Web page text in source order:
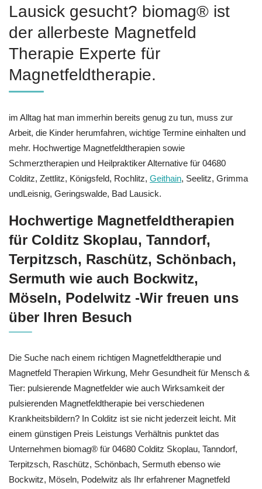
Lausick gesucht? biomag® ist
der allerbeste Magnetfeld
Therapie Experte für
Magnetfeldtherapie.
im Alltag hat man immerhin bereits genug zu tun, muss zur
Arbeit, die Kinder herumfahren, wichtige Termine einhalten und
mehr. Hochwertige Magnetfeldtherapien sowie
Schmerztherapien und Heilpraktiker Alternative für 04680
Colditz, Zettlitz, Königsfeld, Rochlitz, Geithain, Seelitz, Grimma
undLeisnig, Geringswalde, Bad Lausick.
Hochwertige Magnetfeldtherapien
für Colditz Skoplau, Tanndorf,
Terpitzsch, Raschütz, Schönbach,
Sermuth wie auch Bockwitz,
Möseln, Podelwitz -Wir freuen uns
über Ihren Besuch
Die Suche nach einem richtigen Magnetfeldtherapie und
Magnetfeld Therapien Wirkung, Mehr Gesundheit für Mensch &
Tier: pulsierende Magnetfelder wie auch Wirksamkeit der
pulsierenden Magnetfeldtherapie bei verschiedenen
Krankheitsbildern? In Colditz ist sie nicht jederzeit leicht. Mit
einem günstigen Preis Leistungs Verhältnis punktet das
Unternehmen biomag® für 04680 Colditz Skoplau, Tanndorf,
Terpitzsch, Raschütz, Schönbach, Sermuth ebenso wie
Bockwitz, Möseln, Podelwitz als Ihr erfahrener Magnetfeld